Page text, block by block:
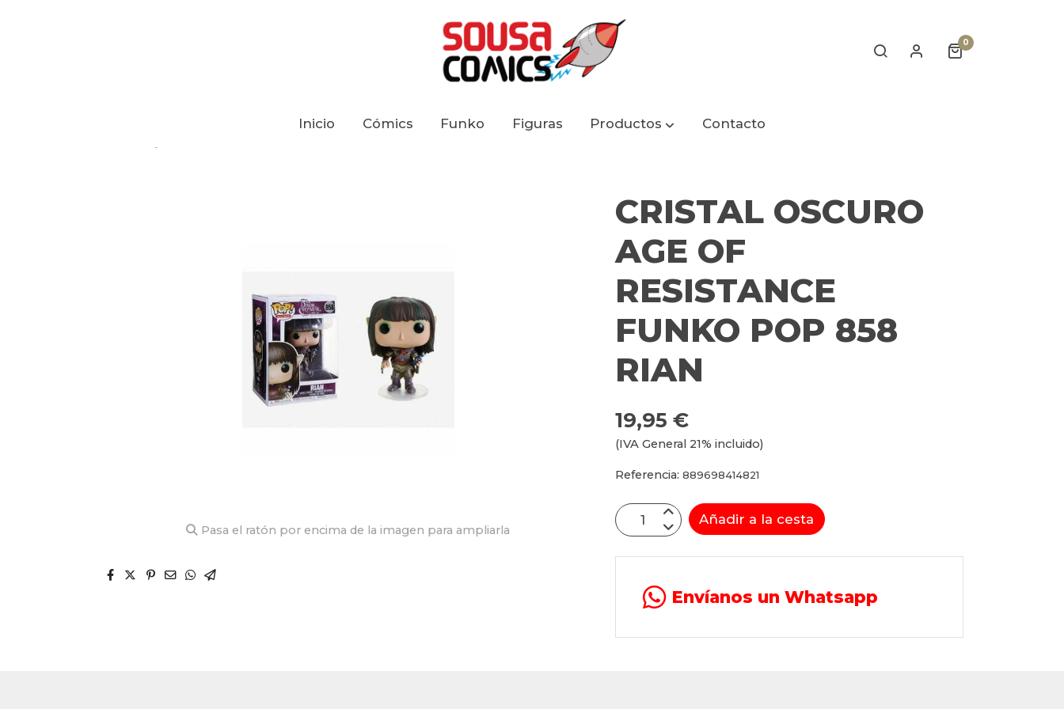
0
Inicio Cómics Funko Figuras Productos
Contacto
Pasa el ratón por encima de la imagen para ampliarla
CRISTAL OSCURO
AGE OF
RESISTANCE
FUNKO POP 858
RIAN
19,95 €
(IVA General 21% incluido)
Referencia:889698414821
Añadir a la cesta
Envíanos un Whatsapp